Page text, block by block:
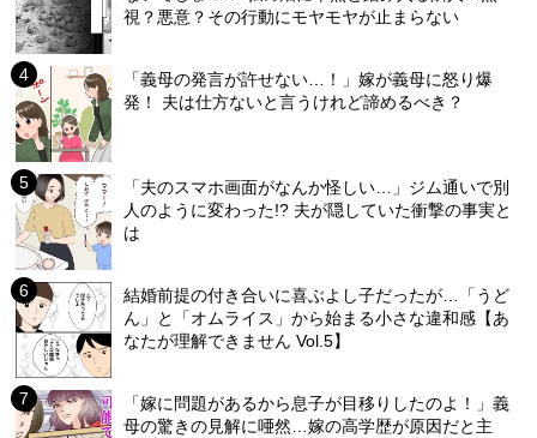
視？悪意？その行動にモヤモヤが止まらない
「義母の発言が許せない…！」嫁が義母に怒り爆
発！ 夫は仕方ないと言うけれど諦めるべき？
「夫のスマホ画面がなんか怪しい…」ジム通いで別
人のように変わった!? 夫が隠していた衝撃の事実と
は
結婚前提の付き合いに喜ぶよし子だったが…「うど
ん」と「オムライス」から始まる小さな違和感【あ
なたが理解できません Vol.5】
「嫁に問題があるから息子が目移りしたのよ！」義
母の驚きの見解に唖然…嫁の高学歴が原因だと主